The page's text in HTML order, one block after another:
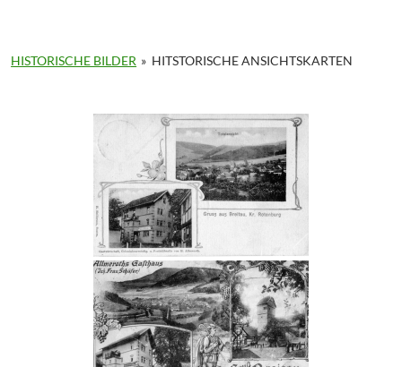
HISTORISCHE BILDER » HITSTORISCHE ANSICHTSKARTEN